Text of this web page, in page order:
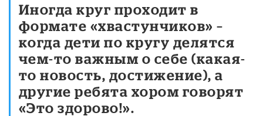
Иногда круг проходит в
формате «хвастунчиков» –
когда дети по кругу делятся
чем-то важным о себе (какая-
то новость, достижение), а
другие ребята хором говорят
«Это здорово!».